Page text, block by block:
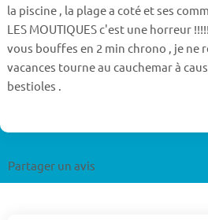
la piscine , la plage a coté et ses
LES MOUTIQUES c'est une horreur
vous bouffes en 2 min chrono , je ne
vacances tourne au cauchemar à
bestioles .
Partager un avis